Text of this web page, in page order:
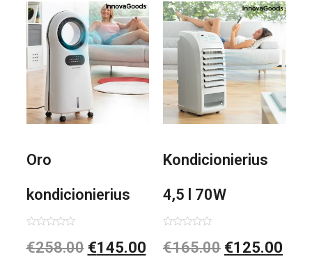
1000W
Oro
kondicionierius
Evareer
0
iš
€258.00 €145.00
Kondicionierius
4,5 l 70W
nešiojamas,
0
iš
€165.00 €125.00